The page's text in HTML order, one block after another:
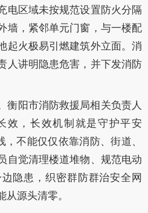
电区域未按规范设置防火分隔
墙，紧邻单元门窗，与一楼配
起火极易引燃建筑外立面。消
人讲明隐患危害，并下发消防
衡阳市消防救援局相关负责人
效，长效机制就是守护平安
，不能仅仅依靠消防、街道、
自觉清理楼道堆物、规范电动
隐患，织密群防群治安全网
源头清零。